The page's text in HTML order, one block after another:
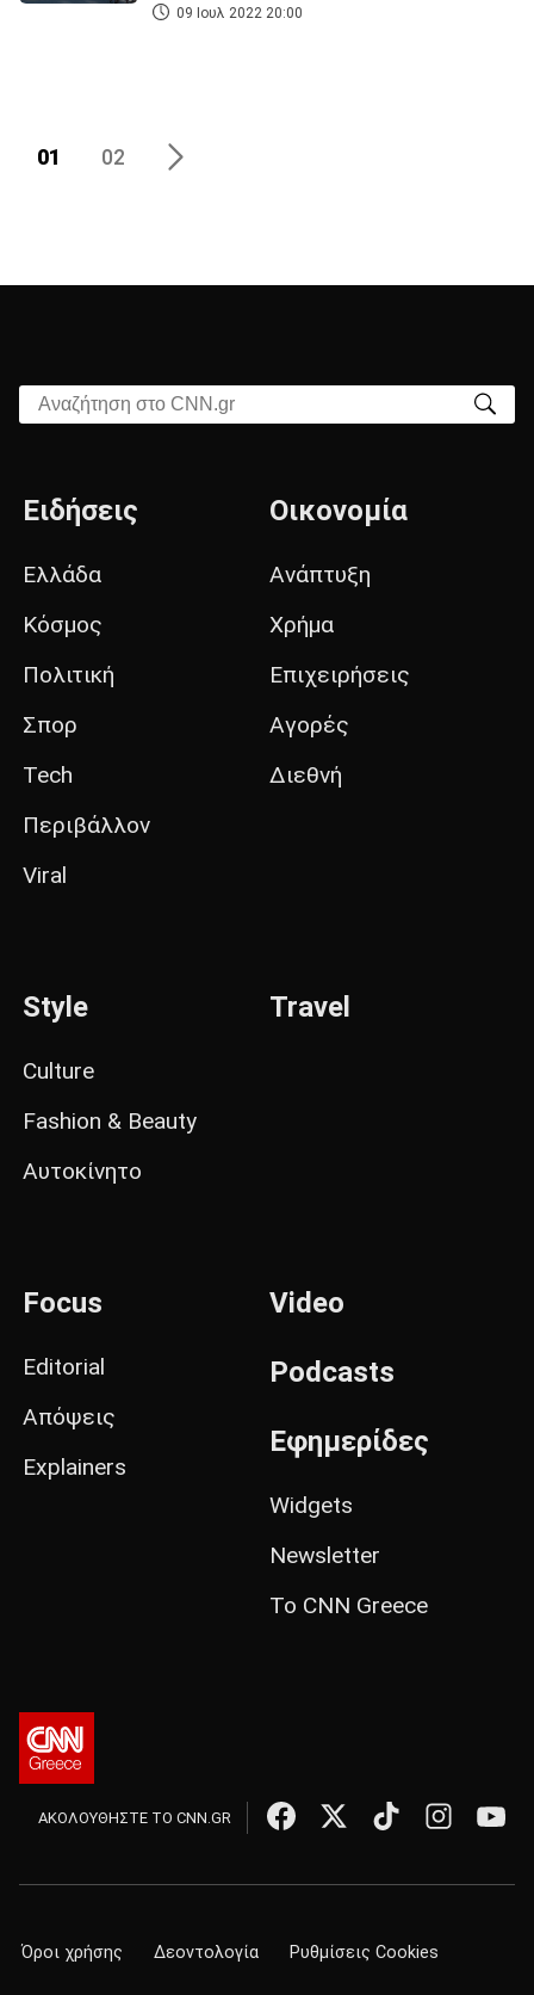
09 Ιουλ 2022 20:00
01 02
Αναζήτηση στο CNN.gr
Ειδήσεις
Ελλάδα
Κόσμος
Πολιτική
Σπορ
Tech
Περιβάλλον
Viral
Οικονομία
Ανάπτυξη
Χρήμα
Επιχειρήσεις
Αγορές
Διεθνή
Style
Culture
Fashion & Beauty
Αυτοκίνητο
Travel
Focus
Editorial
Απόψεις
Explainers
Video
Podcasts
Εφημερίδες
Widgets
Newsletter
Το CNN Greece
ΑΚΟΛΟΥΘΗΣΤΕ ΤΟ CNN.GR
Όροι χρήσης Δεοντολογία Ρυθμίσεις Cookies